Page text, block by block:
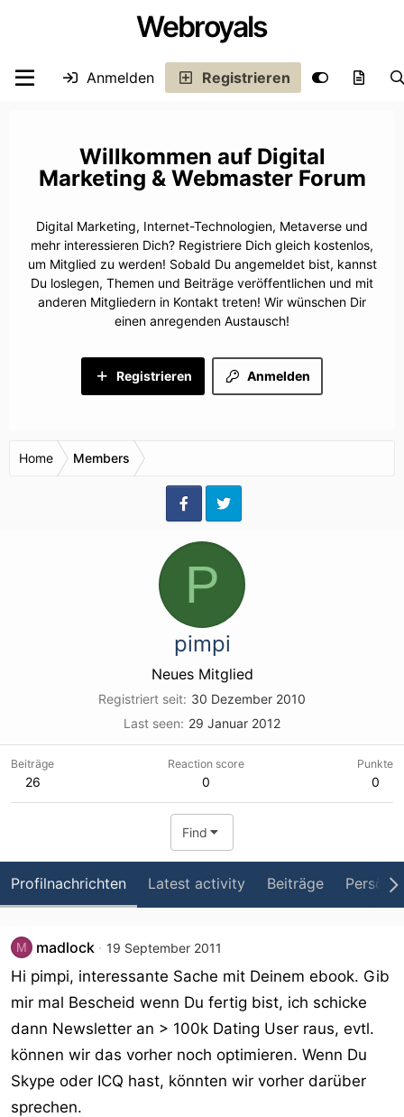
Webroyals
Anmelden Registrieren
Digital
Marketing & Webmaster Forum
Digital Marketing, Internet-Technologien, Metaverse und
mehr interessieren Dich? Registriere Dich gleich kostenlos,
um Mitglied zu werden! Sobald Du angemeldet bist, kannst
Du loslegen, Themen und Beiträge veröffentlichen und mit
anderen Mitgliedern in Kontakt treten! Wir wünschen Dir
einen anregenden Austausch!
Anmelden
Registrieren
Home Members
P
pimpi
Neues Mitglied
Registriert seit 30 Dezember 2010
Last seen
29 Januar 2012
Beiträge
26
Reaction score
0
Punkte
0
Find
Profilnachrichten Latest activity Beiträge
M madlock 19 September 2011
Hi pimpi, interessante Sache mit Deinem ebook. Gib
mir mal Bescheid wenn Du fertig bist, ich schicke
dann Newsletter an > 100k Dating User raus, evtl.
können wir das vorher noch optimieren. Wenn Du
Skype oder ICQ hast, könnten wir vorher darüber
sprechen.